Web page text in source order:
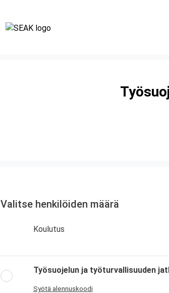
Valitse henkilöiden määrä
Koulutus
Työsuojelun ja työturvallisuuden
Syötä alennuskoodi